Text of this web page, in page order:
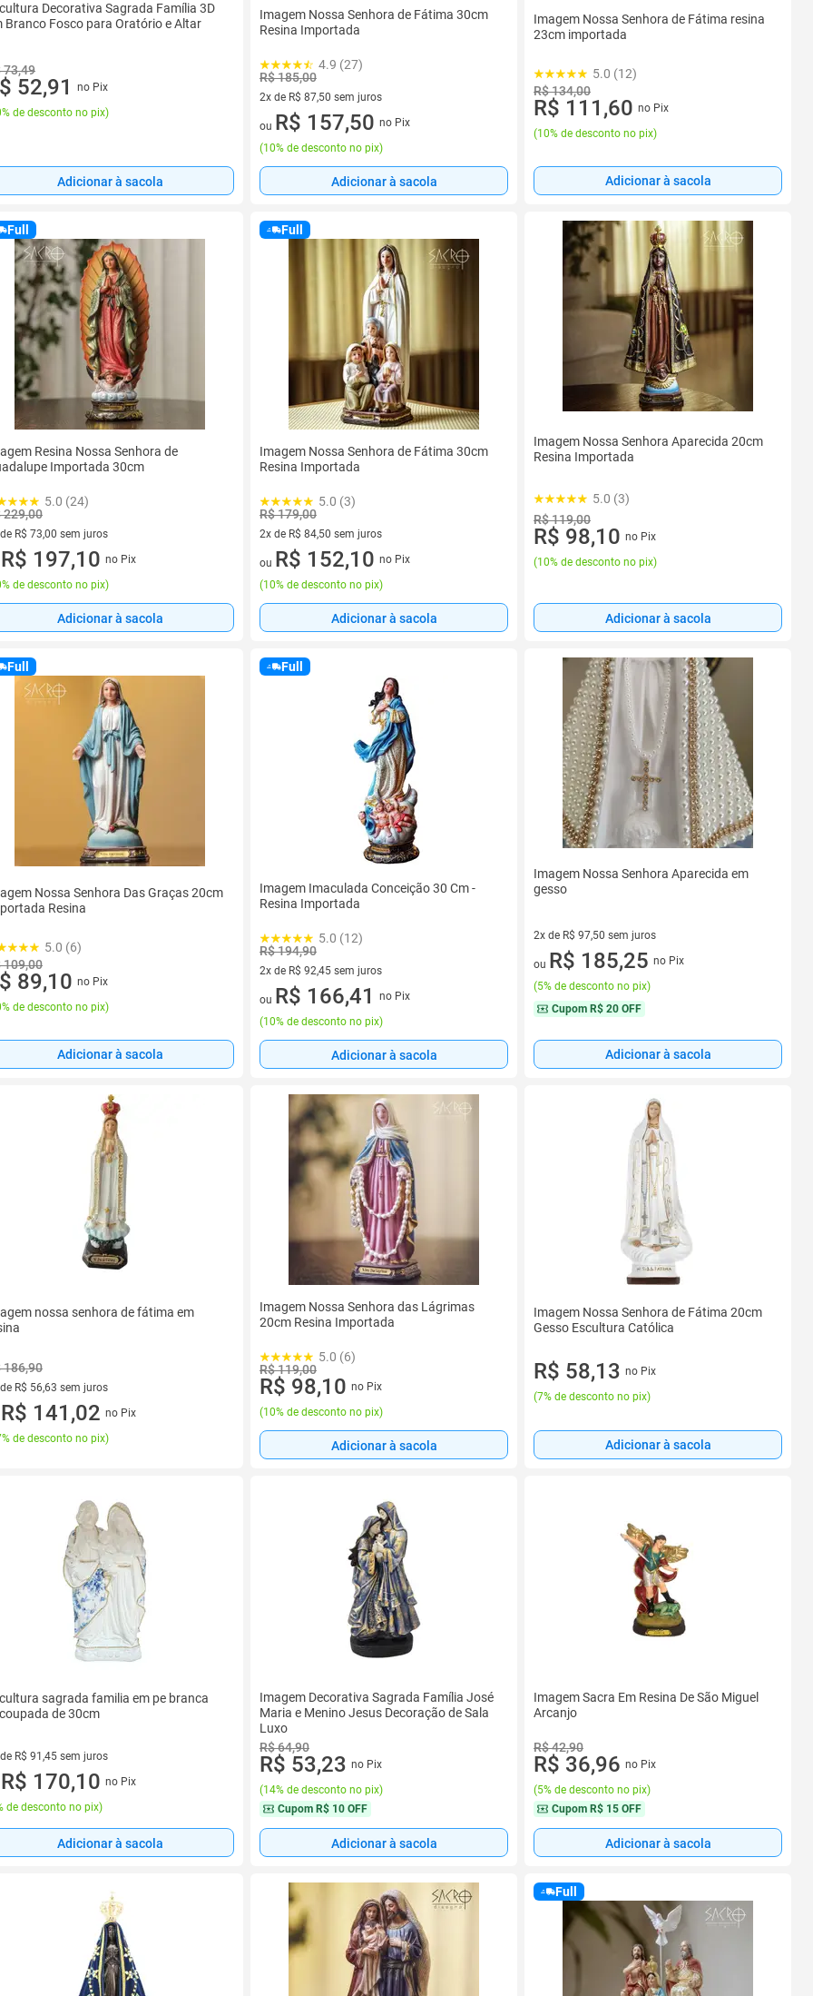
Decorativa Sagrada Família 3D
Branco Fosco para Oratório e Altar
73,49
52,91
no Pix
de desconto no pix)
Adicionar à sacola
Imagem Nossa Senhora de Fátima 30cm
Resina Importada
4.9 (27)
R$ 185,00
2x de R$ 87,50 sem juros
2 vez de R$ 87,50 sem juros
ou R$ 157,50 no Pix
(10% de desconto no pix)
Adicionar à sacola
Imagem Nossa Senhora de Fátima resina
23cm importada
5.0 (12)
R$ 134,00
R$ 111,60 no Pix
(10% de desconto no pix)
Adicionar à sacola
Full
Resina Nossa Senhora de
Importada 30cm
5.0 (24)
229,00
R$ 73,00 sem juros
de R$ 73,00 sem juros
R$ 197,10 no Pix
de desconto no pix)
Adicionar à sacola
Full
Imagem Nossa Senhora de Fátima 30cm
Resina Importada
5.0 (3)
R$ 179,00
2x de R$ 84,50 sem juros
2 vez de R$ 84,50 sem juros
ou R$ 152,10 no Pix
(10% de desconto no pix)
Adicionar à sacola
Imagem Nossa Senhora Aparecida 20cm
Resina Importada
5.0 (3)
R$ 119,00
R$ 98,10 no Pix
(10% de desconto no pix)
Adicionar à sacola
Full
Nossa Senhora Das Graças 20cm
Resina
5.0 (6)
109,00
89,10 no Pix
de desconto no pix)
Adicionar à sacola
Full
Imagem Imaculada Conceição 30 Cm -
Resina Importada
5.0 (12)
R$ 194,90
2x de R$ 92,45 sem juros
2 vez de R$ 92,45 sem juros
ou R$ 166,41
no Pix
(10% de desconto no pix)
Adicionar à sacola
Imagem Nossa Senhora Aparecida em
gesso
2x de R$ 97,50 sem juros
2 vez de R$ 97,50 sem juros
ou R$ 185,25 no Pix
(5% de desconto no pix)
Cupom R$ 20 OFF
Adicionar à sacola
nossa senhora de fátima em
186,90
R$ 56,63 sem juros
de R$ 56,63 sem juros
R$ 141,02 no Pix
de desconto no pix)
Imagem Nossa Senhora das Lágrimas
20cm Resina Importada
5.0 (6)
R$ 119,00
R$ 98,10 no Pix
(10% de desconto no pix)
Adicionar à sacola
Imagem Nossa Senhora de Fátima 20cm
Gesso Escultura Católica
R$ 58,13 no Pix
(7% de desconto no pix)
Adicionar à sacola
sagrada familia em pe branca
de 30cm
R$ 91,45 sem juros
de R$ 91,45 sem juros
R$ 170,10 no Pix
de desconto no pix)
Adicionar à sacola
Imagem Decorativa Sagrada Família José
Maria e Menino Jesus Decoração de Sala
Luxo
R$ 64,90
R$ 53,23 no Pix
(14% de desconto no pix)
Cupom R$ 10 OFF
Adicionar à sacola
Imagem Sacra Em Resina De São Miguel
Arcanjo
R$ 42,90
R$ 36,96 no Pix
(5% de desconto no pix)
Cupom R$ 15 OFF
Adicionar à sacola
Full